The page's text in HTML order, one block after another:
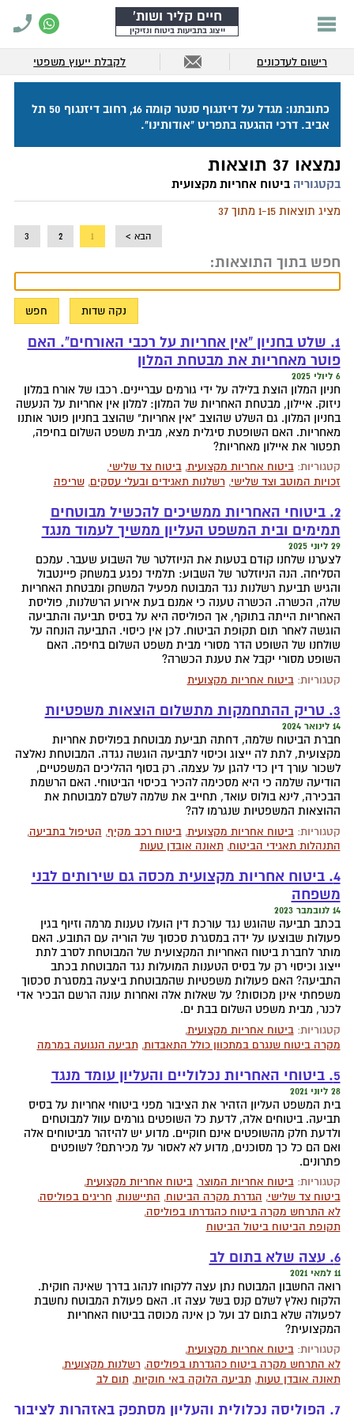
חיים קליר ושות'
ייצוג בתביעות ביטוח ונזיקין
רישום לעדכונים לקבלת ייעוץ משפטי
כתובתנו: מגדל על דיזנגוף סנטר קומה 16, רחוב דיזנגוף 50 תל
אביב. דרכי ההגעה בתפריט "אודותינו".
נמצאו 37 תוצאות
בקטגוריהביטוח אחריות מקצועית
מציג תוצאות 1-15 מתוך 37
הבא > 1
2
3
חפש בתוך התוצאות:
1. שלט בחניון "אין אחריות על רכבי האורחים". האם
פוטר מאחריות את מבטחת המלון
6 ליולי 2025
חניון המלון הוצת בלילה על ידי גורמים עבריינים. רכבו של אורח במלון
ניזוק. איילון, מבטחת האחריות של המלון: למלון אין אחריות על הנעשה
בחניון המלון. גם השלט שהוצב "אין אחריות" שהוצב בחניון פוטר אותנו
מאחריות. האם השופטת סיגלית מצא, מבית משפט השלום בחיפה,
תפטור את איילון מאחריות?
קטגוריות:ביטוח אחריות מקצועית,ביטוח צד שלישי,
זכויות המוטב וצד שלישי,רשלנות תאגידים ובעלי עסקים,שריפה
2. ביטוחי האחריות ממשיכים להכשיל מבוטחים
תמימים ובית המשפט העליון ממשיך לעמוד מנגד
29 ליוני 2025
לצערנו שלחנו קודם בטעות את הניוזלטר של השבוע שעבר. עמכם
הסליחה. הנה הניוזלטר של השבוע: תלמיד נפגע במשחק פיינטבול
והגיש תביעת רשלנות נגד המבוטח מפעיל המשחק ומבטחת האחריות
שלה, הכשרה. הכשרה טענה כי אמנם בעת אירוע הרשלנות, פוליסת
האחריות הייתה בתוקף, אך הפוליסה היא על בסיס תביעה והתביעה
הוגשה לאחר תום תקופת הביטוח. לכן אין כיסוי. התביעה הונחה על
שולחנו של השופט הדר מסורי מבית משפט השלום בחיפה. האם
השופט מסורי יקבל את טענת הכשרה?
קטגוריות:ביטוח אחריות מקצועית
3. טריק ההתחמקות מתשלום הוצאות משפטיות
14 לינואר 2024
חברת הביטוח שלמה, דחתה תביעת מבוטחת בפוליסת אחריות
מקצועית, לתת לה ייצוג וכיסוי לתביעה הוגשה נגדה. המבוטחת נאלצה
לשכור עורך דין כדי להגן על עצמה. רק בסוף ההליכים המשפטיים,
הודיעה שלמה כי היא מסכימה להכיר בכיסוי הביטוחי. האם הרשמת
הבכירה, לינא בולוס עואד, תחייב את שלמה לשלם למבוטחת את
ההוצאות המשפטיות שנגרמו לה?
קטגוריות:ביטוח אחריות מקצועית,ביטוח רכב מקיף, הטיפול בתביעה,
התנהלות תאגידי הביטוח,תאונה אובדן טעות
4. ביטוח אחריות מקצועית מכסה גם שירותים לבני
משפחה
14 לנובמבר 2023
בכתב תביעה שהוגש נגד עורכת דין הועלו טענות מרמה וזיוף בגין
פעולות שבוצעו על ידה במסגרת סכסוך של הוריה עם התובע. האם
מותר לחברת ביטוח האחריות המקצועית של המבוטחת לסרב לתת
ייצוג וכיסוי רק על בסיס הטענות המועלות נגד המבוטחת בכתב
התביעה? האם פעולות משפטיות שהמבוטחת ביצעה במסגרת סכסוך
משפחתי אינן מכוסות? על שאלות אלה ואחרות עונה הרשם הבכיר אדי
לכנר, מבית משפט השלום בבת ים.
קטגוריות:ביטוח אחריות מקצועית,
מקרה ביטוח שנגרם במתכוון כולל התאבדות,תביעה הנגועה במרמה
5. ביטוחי האחריות נכלוליים והעליון עומד מנגד
28 ליוני 2021
בית המשפט העליון הזהיר את הציבור מפני ביטוחי אחריות על בסיס
תביעה. ביטוחים אלה, לדעת כל השופטים גורמים עוול למבוטחים
ולדעת חלק מהשופטים אינם חוקיים. מדוע יש להיזהר מביטוחים אלה
ואם הם כל כך מסוכנים, מדוע לא לאסור על מכירתם? לשופטים
פתרונים.
קטגוריות:ביטוח אחריות המוצר,ביטוח אחריות מקצועית,
ביטוח צד שלישי, הגדרת מקרה הביטוח, התיישנות, חריגים בפוליסה,
לא התרחש מקרה ביטוח כהגדרתו בפוליסה,
תקופת הביטוח ביטול הביטוח
6. עצה שלא בתום לב
11 למאי 2021
רואה החשבון המבוטח נתן עצה ללקוחו לנהוג בדרך שאינה חוקית.
הלקוח נאלץ לשלם קנס בשל עצה זו. האם פעולת המבוטח נחשבת
לפעולה שלא בתום לב ועל כן אינה מכוסה בביטוח האחריות
המקצועית?
קטגוריות:ביטוח אחריות מקצועית,
לא התרחש מקרה ביטוח כהגדרתו בפוליסה,רשלנות מקצועית,
תאונה אובדן טעות,תביעה הלוקה באי חוקיות,תום לב
7. הפוליסה נכלולית והעליון מסתפק באזהרות לציבור